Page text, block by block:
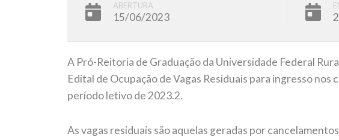
ABERTURA
15/06/2023
A Pró-Reitoria de Graduação da Universidade Federal
Edital de Ocupação de Vagas Residuais para ingresso nos
período letivo de 2023.2.
As vagas residuais são aquelas geradas por